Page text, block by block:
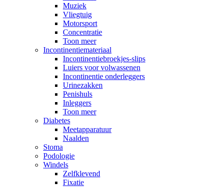
Muziek
Vliegtuig
Motorsport
Concentratie
Toon meer
Incontinentiemateriaal
Incontinentiebroekjes-slips
Luiers voor volwassenen
Incontinentie onderleggers
Urinezakken
Penishuls
Inleggers
Toon meer
Diabetes
Meetapparatuur
Naalden
Stoma
Podologie
Windels
Zelfklevend
Fixatie